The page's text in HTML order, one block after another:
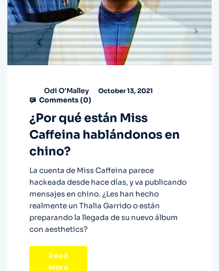
Odi O'Malley October 13, 2021
Comments (0)
¿Por qué están Miss
Caffeina hablándonos en
chino?
La cuenta de Miss Caffeina parece
hackeada desde hace días, y va publicando
mensajes en chino. ¿Les han hecho
realmente un Thalia Garrido o están
preparando la llegada de su nuevo álbum
con aesthetics?
Read
More